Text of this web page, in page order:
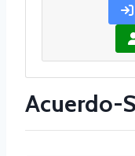
Acuerdo-